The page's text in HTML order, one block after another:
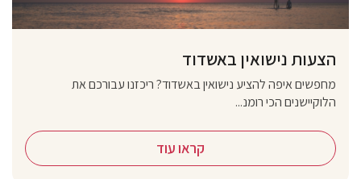
הצעות נישואין באשדוד
מחפשים איפה להציע נישואין באשדוד? ריכזנו עבורכם את
הלוקיישנים הכי רומנ...
קראו עוד